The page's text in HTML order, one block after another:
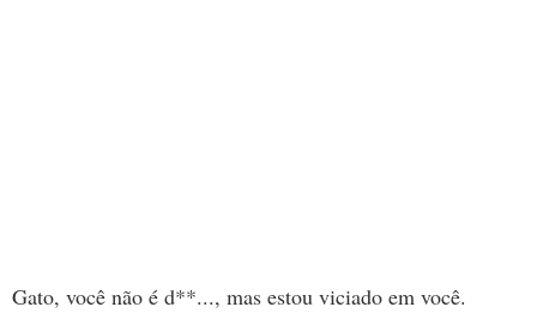
Gato, você não é d**..., mas estou viciado em você.